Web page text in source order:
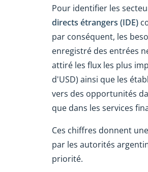
Pour identifier les
directs étrangers (IDE)
par conséquent, les
enregistré des entrées
attiré les flux les plus
d'USD) ainsi que les
vers des opportunités
que dans les services
Ces chiffres donnent
par les autorités
priorité.